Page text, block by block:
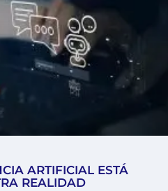
ARTIFICIAL ESTÁ
REALIDAD